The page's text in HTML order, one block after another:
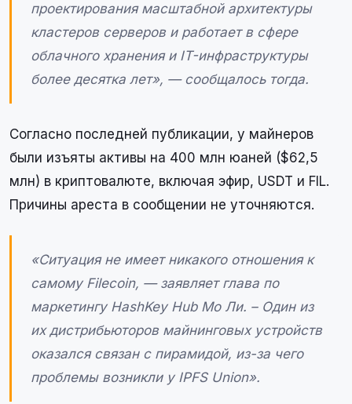
проектирования масштабной архитектуры
кластеров серверов и работает в сфере
облачного хранения и IT-инфраструктуры
более десятка лет», — сообщалось тогда.
Согласно последней публикации, у майнеров
были изъяты активы на 400 млн юаней ($62,5
млн) в криптовалюте, включая эфир, USDT и FIL.
Причины ареста в сообщении не уточняются.
«Ситуация не имеет никакого отношения к
самому Filecoin, — заявляет глава по
маркетингу HashKey Hub Мо Ли. – Один из
их дистрибьюторов майнинговых устройств
оказался связан с пирамидой, из-за чего
проблемы возникли у IPFS Union».